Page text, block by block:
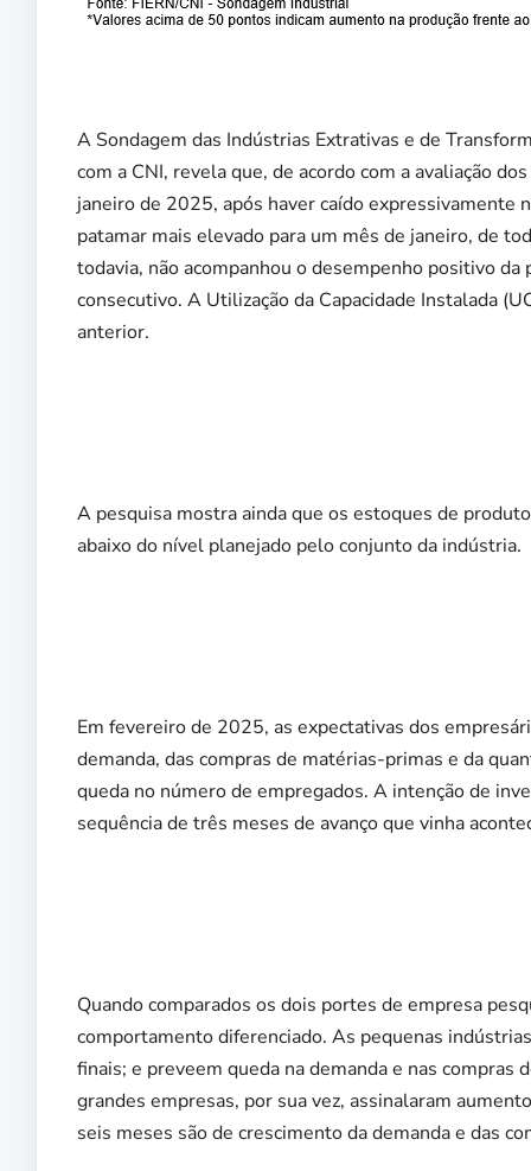
A Sondagem das Indústrias Extrativas e de
com a CNI, revela que, de acordo com a avaliação
janeiro de 2025, após haver caído expressivamente
patamar mais elevado para um mês de janeiro, de
todavia, não acompanhou o desempenho positivo
consecutivo. A Utilização da Capacidade Instalada
anterior.
A pesquisa mostra ainda que os estoques de
abaixo do nível planejado pelo conjunto da indústria.
Em fevereiro de 2025, as expectativas dos
demanda, das compras de matérias-primas e da
queda no número de empregados. A intenção de
sequência de três meses de avanço que vinha
Quando comparados os dois portes de empresa
comportamento diferenciado. As pequenas
finais; e preveem queda na demanda e nas
grandes empresas, por sua vez, assinalaram
seis meses são de crescimento da demanda e das